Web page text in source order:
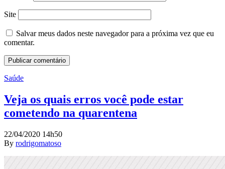
Site
Salvar meus dados neste navegador para a próxima vez que eu
comentar.
Saúde
Veja os quais erros você pode estar
cometendo na quarentena
22/04/2020 14h50
By rodrigomatoso